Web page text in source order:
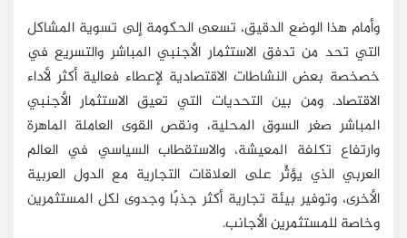
وأمام هذا الوضع الدقيق، تسعى الحكومة إلى تسوية المشاكل
التي تحد من تدفق الاستثمار الأجنبي المباشر والتسريع في
خصخصة بعض النشاطات الاقتصادية لإعطاء فعالية أكثر لأداء
الاقتصاد. ومن بين التحديات التي تعيق الاستثمار الأجنبي
المباشر صغر السوق المحلية، ونقص القوى العاملة الماهرة
وارتفاع تكلفة المعيشة، والاستقطاب السياسي في العالم
العربي الذي يؤثِّر على العلاقات التجارية مع الدول العربية
الأخرى، وتوفير بيئة تجارية أكثر جذبًا وجدوى لكل المستثمرين
وخاصة للمستثمرين الأجانب.